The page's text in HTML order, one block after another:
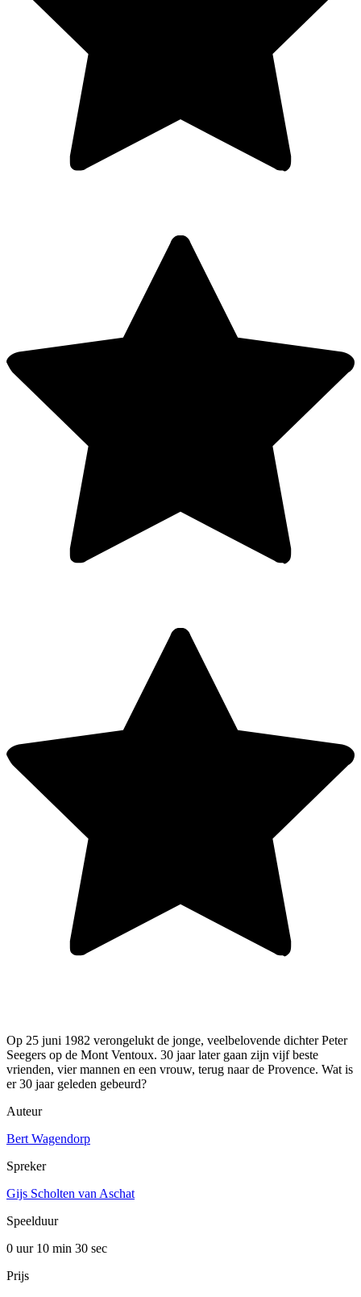
Op 25 juni 1982 verongelukt de jonge, veelbelovende dichter Peter
Seegers op de Mont Ventoux. 30 jaar later gaan zijn vijf beste
vrienden, vier mannen en een vrouw, terug naar de Provence. Wat is
er 30 jaar geleden gebeurd?
Auteur
Bert Wagendorp
Spreker
Gijs Scholten van Aschat
Speelduur
0 uur 10 min 30 sec
Prijs